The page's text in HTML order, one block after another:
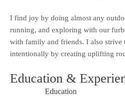
I find joy by doing almost any
running, and exploring with our
with family and friends. I also
intentionally by creating uplifting
Education &
Education